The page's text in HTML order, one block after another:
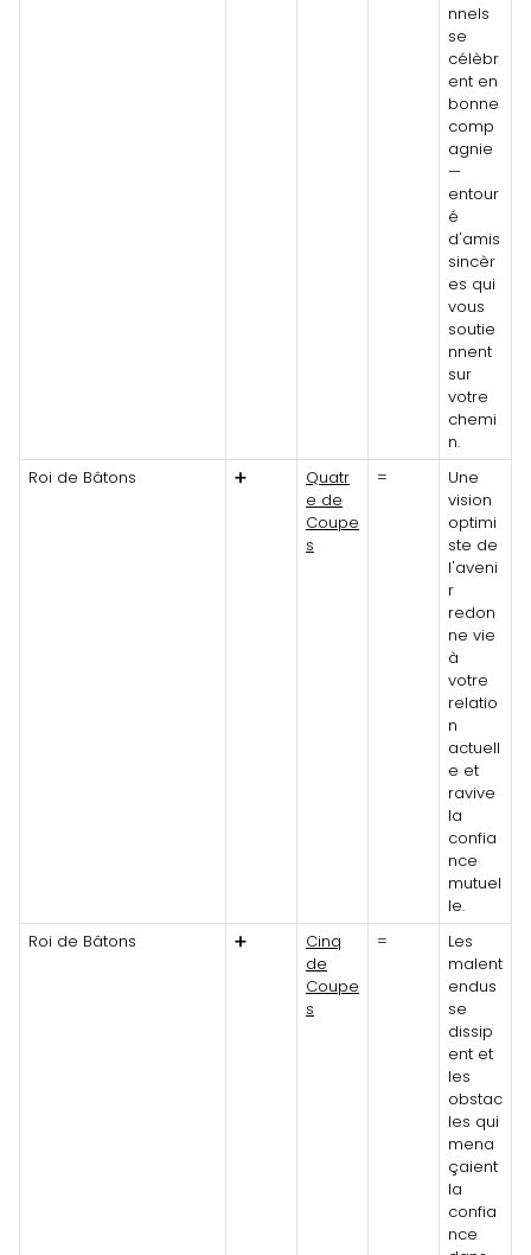
nnels
se
célèbr
ent en
bonne
comp
agnie
—
entour
é
d'amis
sincèr
es qui
vous
soutie
nnent
sur
votre
chemi
n.
Roi de Bâtons
➕
Quatr
e de
Coupe
s
=
Une
vision
optimi
ste de
l'aveni
r
redon
ne vie
à
votre
relatio
n
actuell
e et
ravive
la
confia
nce
mutuel
le.
Roi de Bâtons
➕
Cinq
de
Coupe
s
=
Les
malent
endus
se
dissip
ent et
les
obstac
les qui
mena
çaient
la
confia
nce